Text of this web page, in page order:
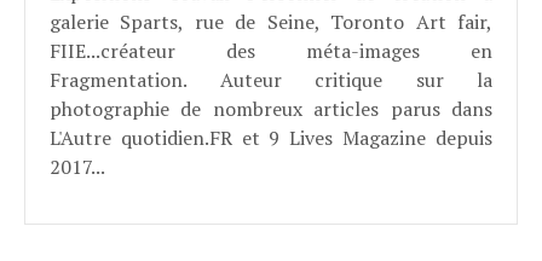
galerie Sparts, rue de Seine, Toronto Art fair,
FIIE...créateur des méta-images en
Fragmentation. Auteur critique sur la
photographie de nombreux articles parus dans
L'Autre quotidien.FR et 9 Lives Magazine depuis
2017...